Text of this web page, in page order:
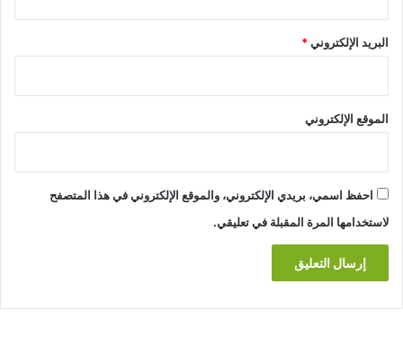
البريد الإلكتروني*
الموقع الإلكتروني
احفظ اسمي، بريدي الإلكتروني، والموقع الإلكتروني في هذا المتصفح
لاستخدامها المرة المقبلة في تعليقي.